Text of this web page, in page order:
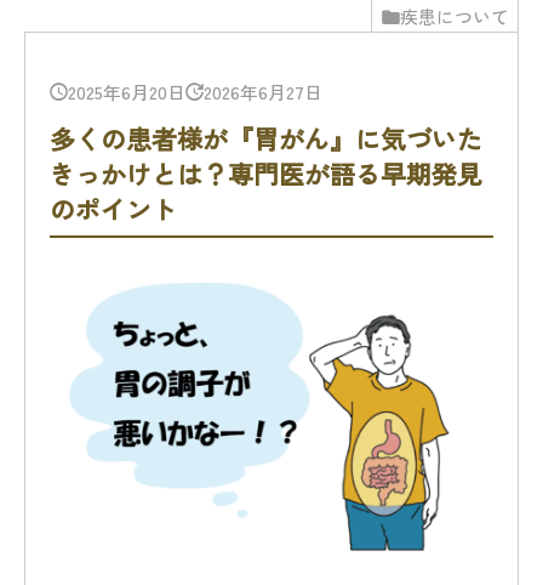
疾患について
2025年6月20日 2026年6月27日
多くの患者様が『胃がん』に気づいた
きっかけとは？専門医が語る早期発見
のポイント